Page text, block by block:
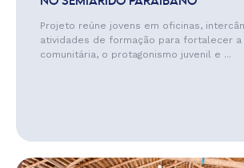
Projeto reúne jovens em oficinas,
atividades de formação para fortalecer a
comunitária, o protagonismo juvenil e ...